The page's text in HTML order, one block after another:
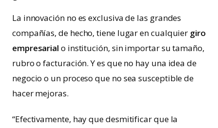
La innovación no es exclusiva de las grandes
compañías, de hecho, tiene lugar en cualquier giro
empresarial o institución, sin importar su tamaño,
rubro o facturación. Y es que no hay una idea de
negocio o un proceso que no sea susceptible de
hacer mejoras.
“Efectivamente, hay que desmitificar que la